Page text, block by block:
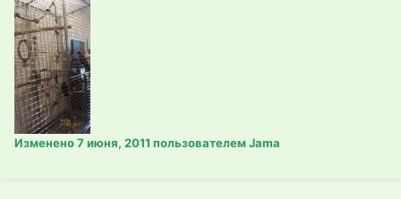
Изменено7 июня, 2011 пользователем Jama